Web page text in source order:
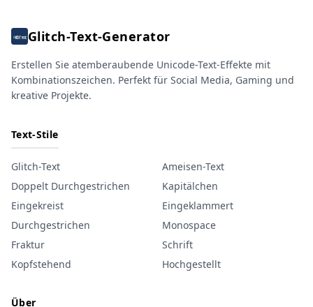
Glitch-Text-Generator
Erstellen Sie atemberaubende Unicode-Text-Effekte mit
Kombinationszeichen. Perfekt für Social Media, Gaming und
kreative Projekte.
Text-Stile
Glitch-Text
Ameisen-Text
Doppelt Durchgestrichen
Kapitälchen
Eingekreist
Eingeklammert
Durchgestrichen
Monospace
Fraktur
Schrift
Kopfstehend
Hochgestellt
Über